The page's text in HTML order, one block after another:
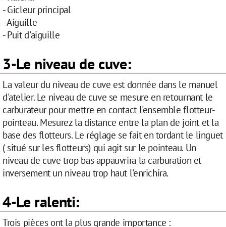
- Gicleur principal
- Aiguille
- Puit d'aiguille
3-Le niveau de cuve:
La valeur du niveau de cuve est donnée dans le manuel
d'atelier. Le niveau de cuve se mesure en retournant le
carburateur pour mettre en contact l'ensemble flotteur-
pointeau. Mesurez la distance entre la plan de joint et la
base des flotteurs. Le réglage se fait en tordant le linguet
( situé sur les flotteurs) qui agit sur le pointeau. Un
niveau de cuve trop bas appauvrira la carburation et
inversement un niveau trop haut l'enrichira.
4-Le ralenti:
Trois pièces ont la plus grande importance :